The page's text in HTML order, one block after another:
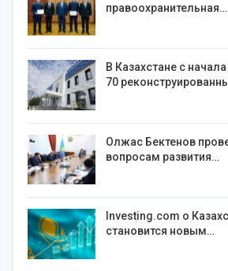
правоохранительная…
В Казахстане с
70
Олжас Бектенов
вопросам развития…
Investing.com о
становится новым…